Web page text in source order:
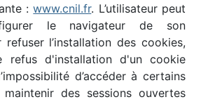
:www.cnil.fr. L’utilisateur peut
le navigateur de son
l’installation des cookies,
refus d'installation d'un cookie
d’accéder à certains
des sessions ouvertes